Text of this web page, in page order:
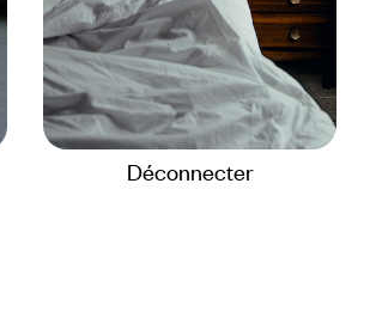
Déconnecter